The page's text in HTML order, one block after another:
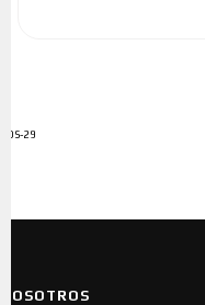
ADS-29
NOSOTROS